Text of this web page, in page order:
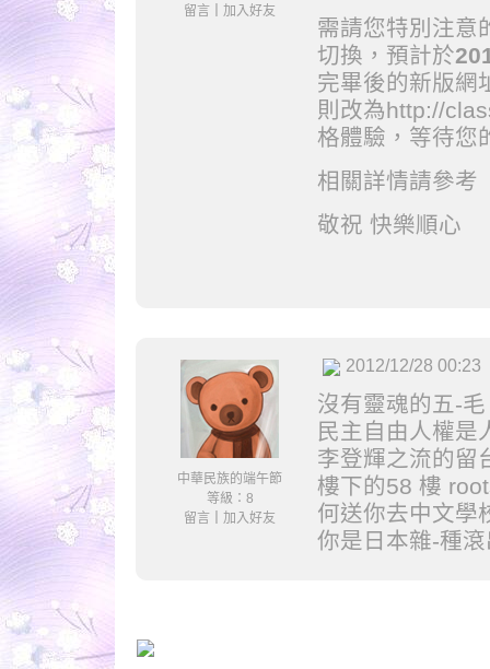
留言
加入好友
需請您特別注意
切換，預計於
完畢後的新版網
則改為http://
格體驗，等待您
相關詳情請參考
敬祝 快樂順心
中華民族的端午節
等級：8
留言
加入好友
2012/12/28 00:23
沒有靈魂的五-
民主自由人權是
李登輝之流的留
樓下的58 樓
何送你去中文學
你是日本雜-種